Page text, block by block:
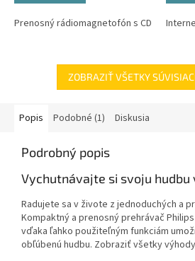
Prenosný rádiomagnetofón s CD
ZOBRAZIŤ VŠETKY
Popis Podobné (1) Diskusia
Podrobný popis
Vychutnávajte si svoju hudbu
Radujete sa v živote z jednoduchých a
Kompaktný a prenosný prehrávač
vďaka ľahko použiteľným funkciám
obľúbenú hudbu. Zobraziť všetky výhody